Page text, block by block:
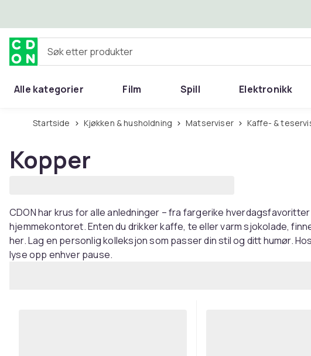
Søk etter produkter
Alle kategorier Film Spill Elektronikk
Startside Kjøkken & husholdning Matserviser Kaffe- &
Kopper
CDON har krus for alle anledninger – fra fargerike
hjemmekontoret. Enten du drikker kaffe, te eller varm sjokolade,
her. Lag en personlig kolleksjon som passer din stil og ditt humør.
lyse opp enhver pause.